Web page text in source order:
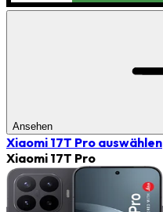
Ansehen
Xiaomi 17T Pro auswählen
Xiaomi 17T Pro